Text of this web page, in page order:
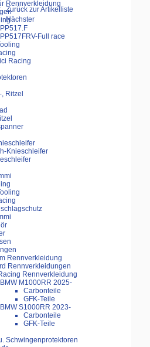
Rennverkleidung
PP517.F
PP517FRV-Full race
Racing
Ritzel
Knieschleifer
Rennverkleidung
Rennverkleidungen
Rennverkleidung
BMW M1000RR 2025-
Carbonteile
GFK-Teile
BMW S1000RR 2023-
Carbonteile
GFK-Teile
Schwingenprotektoren
Zurück zur Artikelliste
Nächster